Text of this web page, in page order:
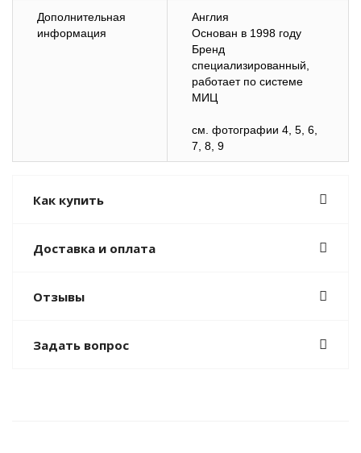
Дополнительная
информация
Англия
Основан в 1998 году
Бренд
специализированный,
работает по системе
МИЦ
cм. фотографии 4, 5, 6,
7, 8, 9
Как купить
Доставка и оплата
Отзывы
Задать вопрос